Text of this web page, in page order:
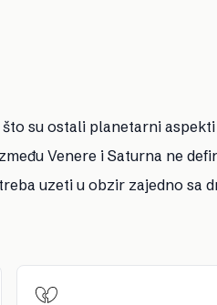
su ostali planetarni
Venere i Saturna ne
uzeti u obzir zajedno sa